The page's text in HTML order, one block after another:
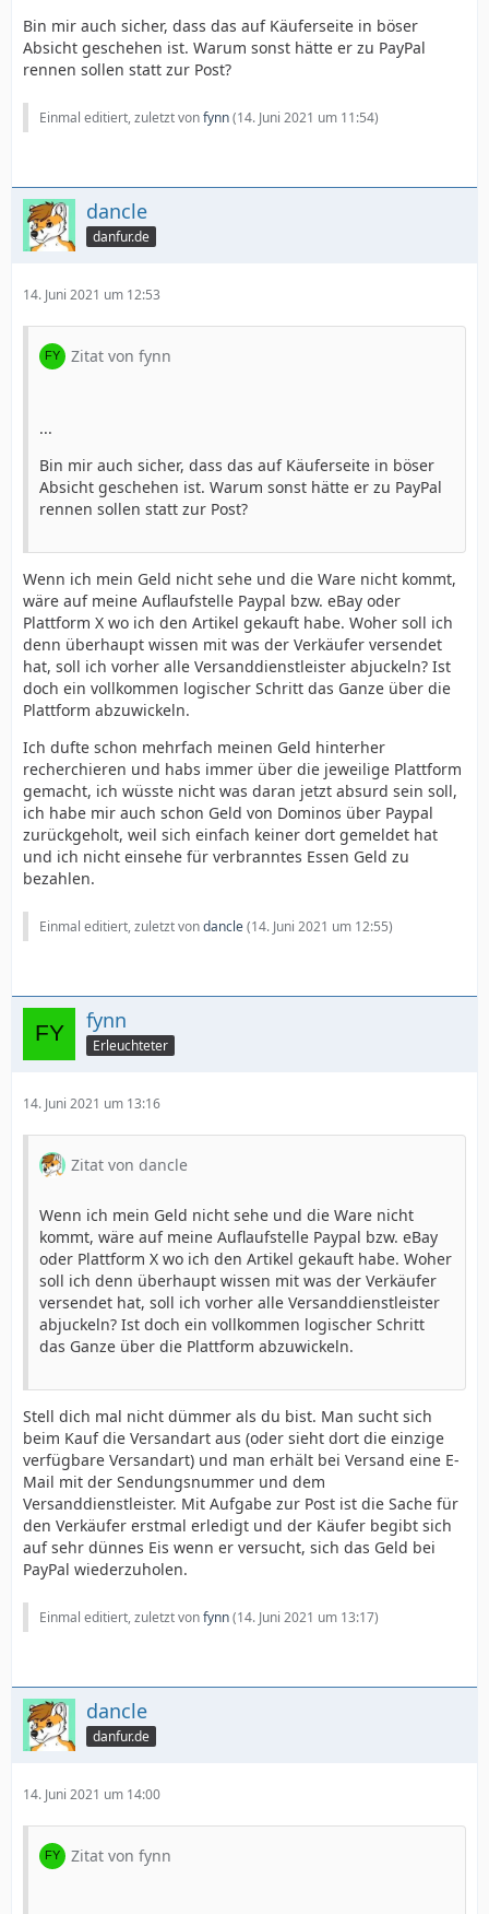
Bin mir auch sicher, dass das auf Käuferseite in böser
Absicht geschehen ist. Warum sonst hätte er zu PayPal
rennen sollen statt zur Post?
Einmal editiert, zuletzt vonfynn(14. Juni 2021 um 11:54)
dancle
danfur.de
14. Juni 2021 um 12:53
Zitat von fynn
...
Bin mir auch sicher, dass das auf Käuferseite in böser
Absicht geschehen ist. Warum sonst hätte er zu PayPal
rennen sollen statt zur Post?
Wenn ich mein Geld nicht sehe und die Ware nicht kommt,
wäre auf meine Auflaufstelle Paypal bzw. eBay oder
Plattform X wo ich den Artikel gekauft habe. Woher soll ich
denn überhaupt wissen mit was der Verkäufer versendet
hat, soll ich vorher alle Versanddienstleister abjuckeln? Ist
doch ein vollkommen logischer Schritt das Ganze über die
Plattform abzuwickeln.
Ich dufte schon mehrfach meinen Geld hinterher
recherchieren und habs immer über die jeweilige Plattform
gemacht, ich wüsste nicht was daran jetzt absurd sein soll,
ich habe mir auch schon Geld von Dominos über Paypal
zurückgeholt, weil sich einfach keiner dort gemeldet hat
und ich nicht einsehe für verbranntes Essen Geld zu
bezahlen.
Einmal editiert, zuletzt vondancle(14. Juni 2021 um 12:55)
fynn
Erleuchteter
14. Juni 2021 um 13:16
Zitat von dancle
Wenn ich mein Geld nicht sehe und die Ware nicht
kommt, wäre auf meine Auflaufstelle Paypal bzw. eBay
oder Plattform X wo ich den Artikel gekauft habe. Woher
soll ich denn überhaupt wissen mit was der Verkäufer
versendet hat, soll ich vorher alle Versanddienstleister
abjuckeln? Ist doch ein vollkommen logischer Schritt
das Ganze über die Plattform abzuwickeln.
Stell dich mal nicht dümmer als du bist. Man sucht sich
beim Kauf die Versandart aus (oder sieht dort die einzige
verfügbare Versandart) und man erhält bei Versand eine E-
Mail mit der Sendungsnummer und dem
Versanddienstleister. Mit Aufgabe zur Post ist die Sache für
den Verkäufer erstmal erledigt und der Käufer begibt sich
auf sehr dünnes Eis wenn er versucht, sich das Geld bei
PayPal wiederzuholen.
Einmal editiert, zuletzt vonfynn(14. Juni 2021 um 13:17)
dancle
danfur.de
14. Juni 2021 um 14:00
Zitat von fynn